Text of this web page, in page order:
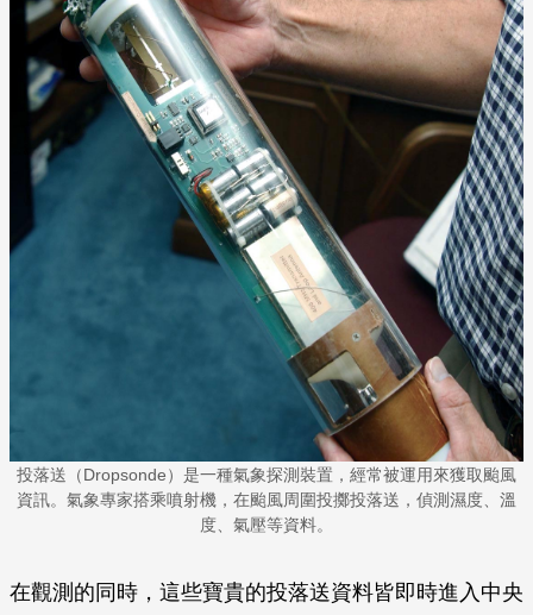
投落送（Dropsonde）是一種氣象探測裝置，經常被運用來獲取颱風
資訊。氣象專家搭乘噴射機，在颱風周圍投擲投落送，偵測濕度、溫
度、氣壓等資料。
在觀測的同時，這些寶貴的投落送資料皆即時進入中央